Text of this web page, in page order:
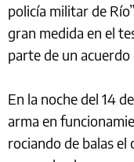
policía militar de
gran medida en el
parte de un acuerdo
En la noche del 14
arma en
rociando de balas el